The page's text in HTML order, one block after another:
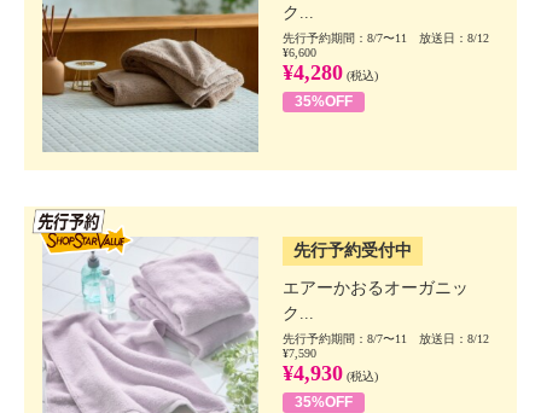
ク...
先行予約期間：8/7〜11 放送日：8/12
¥6,600
¥4,280 (税込)
35%OFF
先行予約受付中
エアーかおるオーガニッ
ク...
先行予約期間：8/7〜11 放送日：8/12
¥7,590
¥4,930 (税込)
35%OFF